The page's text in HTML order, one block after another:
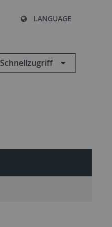
LANGUAGE
Schnellzugriff